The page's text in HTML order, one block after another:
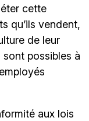
cette
qu’ils vendent,
de leur
possibles à
aux lois